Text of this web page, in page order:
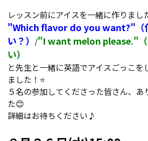
レッスン前にアイスを一緒に作りまし
"Which flavor do you want?"（
い？） /"I want melon please."（
い）
と先生と一緒に英語でアイスごっこを
ました！⭐
５名の参加してくださった皆さん、あ
た😊
詳細はお待ちください♪